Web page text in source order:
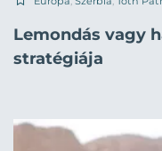
Lemondás vagy
stratégiája